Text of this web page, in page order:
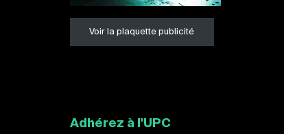
Voir la plaquette publicité
Adhérez à l'UPC